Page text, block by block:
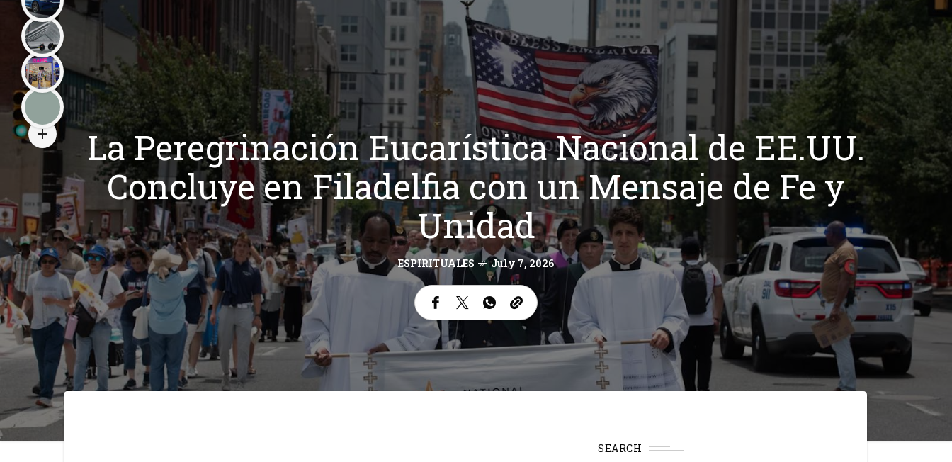
La Peregrinación Eucarística Nacional de EE.UU.
Concluye en Filadelfia con un Mensaje de Fe y
Unidad
ESPIRITUALES July 7, 2026
SEARCH